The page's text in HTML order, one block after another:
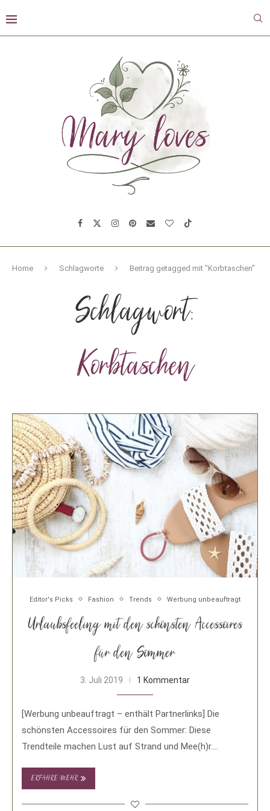
Home Schlagworte Beitrag getagged mit "Korbtaschen"
Schlagwort:
Korbtaschen
Editor's Picks Fashion Trends Werbung unbeauftragt
Urlaubsfeeling mit den schönsten Accessoires
für den Sommer
3. Juli 2019 1 Kommentar
[Werbung unbeauftragt – enthält Partnerlinks] Die
schönsten Accessoires für den Sommer: Diese
Trendteile machen Lust auf Strand und Mee(h)r.
ERFAHRE MEHR